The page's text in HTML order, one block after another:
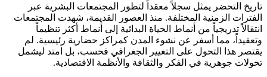
تاريخ التحضر يمثل سجلاً معقداً لتطور المجتمعات البشرية عبر
الفترات الزمنية المختلفة. منذ العصور القديمة، شهدت المجتمعات
انتقالاً تدريجياً من أنماط الحياة البدائية إلى أنماط أكثر تنظيماً
وتعقيداً، مما أسفر عن نشوء المدن كمراكز حضارية رئيسية. لم
يقتصر هذا التحول على التغيير الجغرافي فحسب، بل امتد ليشمل
تحولات جوهرية في الفكر والثقافة والأنظمة الاقتصادية.